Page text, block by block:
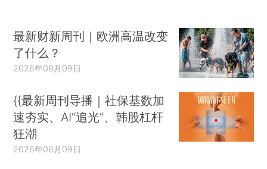
最新财新周刊｜欧洲高温改变
了什么？
2026年08月09日
{{最新周刊导播｜社保基数加
速夯实、AI“追光”、韩股杠杆
狂潮
2026年08月09日